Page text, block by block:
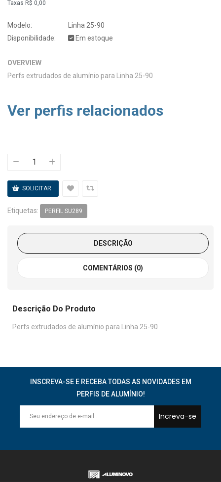
Taxas R$ 0,00
Modelo:
Linha 25-90
Disponibilidade:
Em estoque
OVERVIEW
Perfs extrudados de alumínio para Linha 25-90
Ver perfis relacionados
Etiquetas: PERFIL SU289
DESCRIÇÃO
COMENTÁRIOS (0)
Descrição Do Produto
Perfs extrudados de alumínio para Linha 25-90
INSCREVA-SE E RECEBA TODAS AS NOVIDADES EM
PERFIS DE ALUMÍNIO!
Increva-se